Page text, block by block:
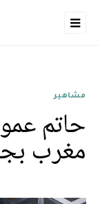
مشاهير
حاتم
مغرب